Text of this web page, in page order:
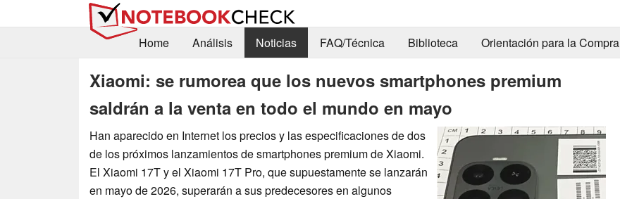
Home
Análisis Noticias FAQ/Técnica Biblioteca Orientación para la Compra
Xiaomi: se rumorea que los nuevos smartphones premium
saldrán a la venta en todo el mundo en mayo
Han aparecido en Internet los precios y las especificaciones de dos
de los próximos lanzamientos de smartphones premium de Xiaomi.
El Xiaomi 17T y el Xiaomi 17T Pro, que supuestamente se lanzarán
en mayo de 2026, superarán a sus predecesores en algunos